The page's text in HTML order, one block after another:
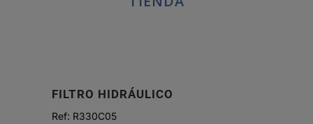
FILTRO HIDRÁULICO
Ref: R330C05